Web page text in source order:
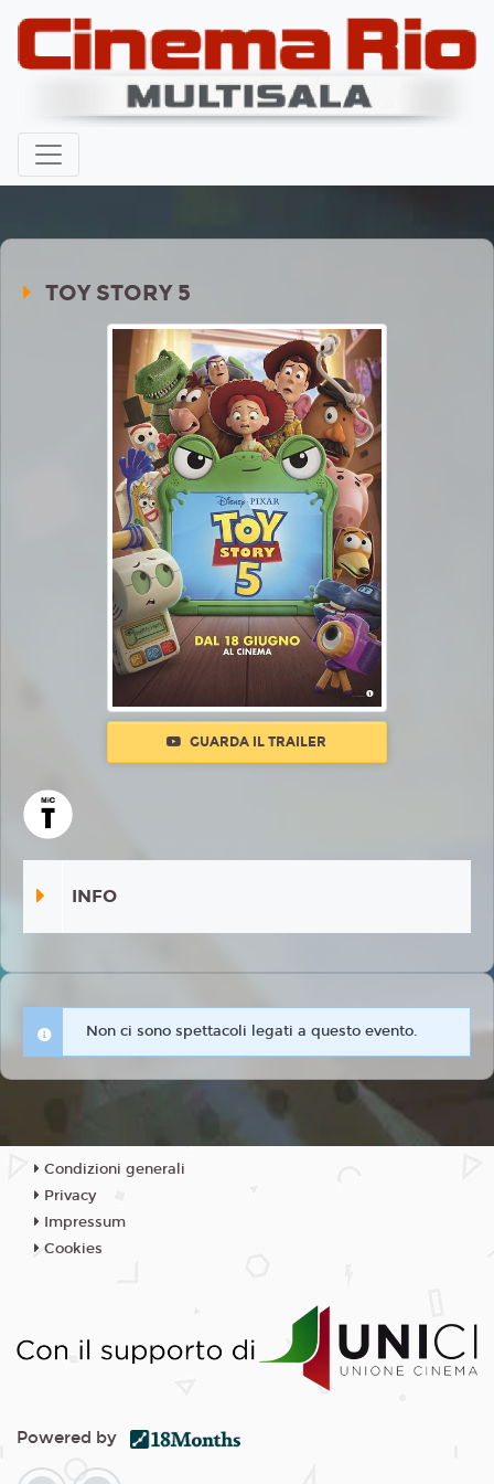
TOY STORY 5
GUARDA IL TRAILER
INFO
Non ci sono spettacoli legati a questo evento.
Condizioni generali
Privacy
Impressum
Cookies
Powered by